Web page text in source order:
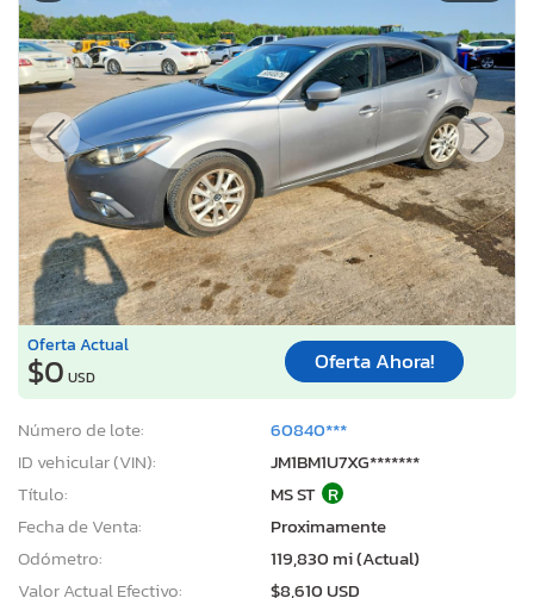
Oferta Actual
$0 USD
Oferta Ahora!
Número de lote:
60840***
ID vehicular (VIN):
JM1BM1U7XG*******
Título:
MS ST R
Fecha de Venta:
Proximamente
Odómetro:
119,830 mi (Actual)
Valor Actual Efectivo:
$8,610 USD